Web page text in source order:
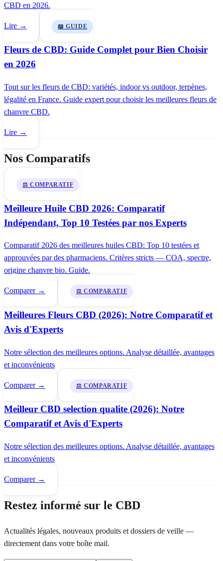
CBD en 2026.
Lire → 📖 GUIDE
Fleurs de CBD: Guide Complet pour Bien Choisir
en 2026
Tout sur les fleurs de CBD: variétés, indoor vs outdoor, terpènes,
légalité en France. Guide expert pour choisir les meilleures fleurs de
chanvre CBD.
Lire →
Nos Comparatifs
⚖️ COMPARATIF
Meilleure Huile CBD 2026: Comparatif
Indépendant, Top 10 Testées par nos Experts
Comparatif 2026 des meilleures huiles CBD: Top 10 testées et
approuvées par des pharmaciens. Critères stricts — COA, spectre,
origine chanvre bio. Guide.
Comparer → ⚖️ COMPARATIF
Meilleures Fleurs CBD (2026): Notre Comparatif et
Avis d'Experts
Notre sélection des meilleures options. Analyse détaillée, avantages
et inconvénients
Comparer → ⚖️ COMPARATIF
Meilleur CBD selection qualite (2026): Notre
Comparatif et Avis d'Experts
Notre sélection des meilleures options. Analyse détaillée, avantages
et inconvénients
Comparer →
Restez informé sur le CBD
Actualités légales, nouveaux produits et dossiers de veille —
directement dans votre boîte mail.